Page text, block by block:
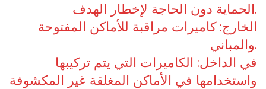
الحماية دون الحاجة لإخطار الهدف.
الخارج: كاميرات مراقبة للأماكن المفتوحة
والمباني.
في الداخل: الكاميرات التي يتم تركيبها
واستخدامها في الأماكن المغلقة غير المكشوفة